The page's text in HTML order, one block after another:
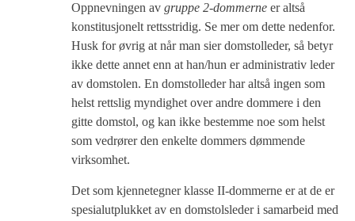
Oppnevningen av gruppe 2-dommerne er altså
konstitusjonelt rettsstridig. Se mer om dette nedenfor.
Husk for øvrig at når man sier domstolleder, så betyr
ikke dette annet enn at han/hun er administrativ leder
av domstolen. En domstolleder har altså ingen som
helst rettslig myndighet over andre dommere i den
gitte domstol, og kan ikke bestemme noe som helst
som vedrører den enkelte dommers dømmende
virksomhet.
Det som kjennetegner klasse II-dommerne er at de er
spesialutplukket av en domstolsleder i samarbeid med